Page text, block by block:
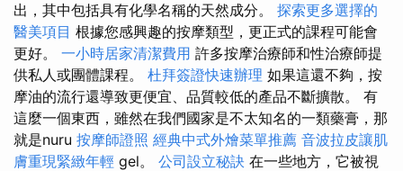
出，其中包括具有化學名稱的天然成分。 探索更多選擇的
醫美項目 根據您感興趣的按摩類型，更正式的課程可能會
更好。 一小時居家清潔費用 許多按摩治療師和性治療師提
供私人或團體課程。 杜拜簽證快速辦理 如果這還不夠，按
摩油的流行還導致更便宜、品質較低的產品不斷擴散。 有
這麼一個東西，雖然在我們國家是不太知名的一類藥膏，那
就是nuru 按摩師證照 經典中式外燴菜單推薦 音波拉皮讓肌
膚重現緊緻年輕 gel。 公司設立秘訣 在一些地方，它被視